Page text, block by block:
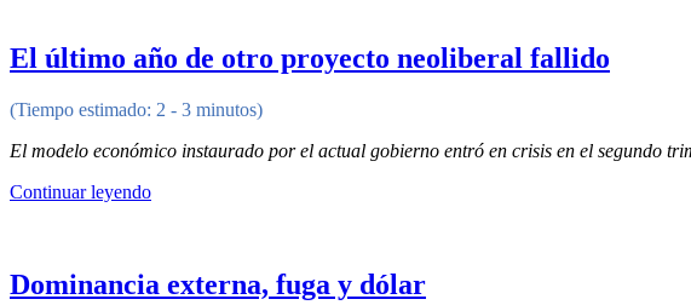
El último año de otro proyecto neoliberal fallido
(Tiempo estimado: 2 - 3 minutos)
El modelo económico instaurado por el actual gobierno entró en crisis en el segundo
Continuar leyendo
Dominancia externa, fuga y dólar